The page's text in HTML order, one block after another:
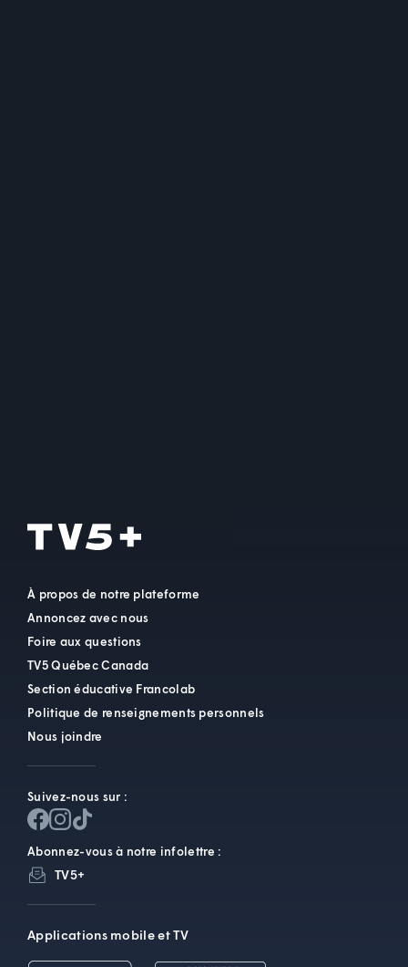
À propos de notre plateforme
Annoncez avec nous
Foire aux questions
TV5 Québec Canada
Section éducative Francolab
Politique de renseignements personnels
Nous joindre
Suivez-nous sur :
Abonnez-vous à notre infolettre :
TV5+
Applications mobile et TV